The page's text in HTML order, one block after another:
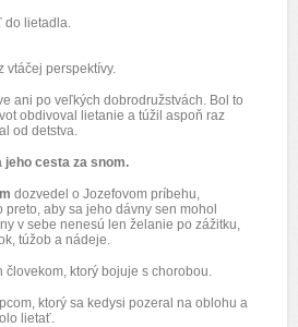
do lietadla.
vtáčej perspektívy.
ani po veľkých dobrodružstvách. Bol to
obdivoval lietanie a túžil aspoň raz
od detstva.
cesta za snom.
dozvedel o Jozefovom príbehu,
aby sa jeho dávny sen mohol
v sebe nenesú len želanie po zážitku,
túžob a nádeje.
človekom, ktorý bojuje s chorobou.
ktorý sa kedysi pozeral na oblohu a
lietať.